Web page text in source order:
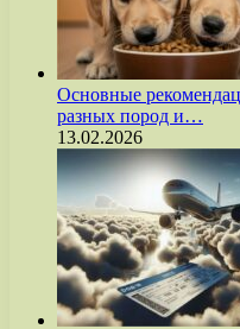
Основные
разных пород и…
13.02.2026